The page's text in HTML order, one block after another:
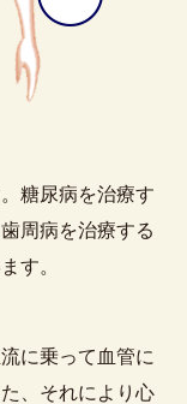
糖尿病を治療す
周病を治療する
す。
に乗って血管に
、それにより心